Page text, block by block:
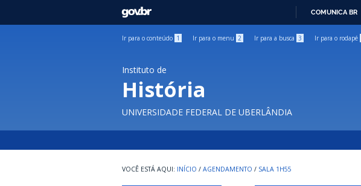
GOVBR
COMUNICA BR
Ir para o conteúdo 1 Ir para o menu 2 Ir para a busca 3 Ir para o rodapé
Instituto de
História
UNIVERSIDADE FEDERAL DE UBERLÂNDIA
INÍCIO / AGENDAMENTO / SALA 1H55